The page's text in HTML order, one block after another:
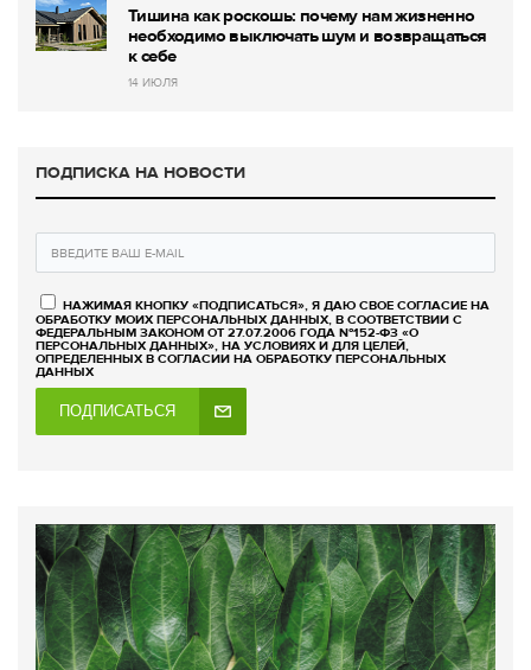
Тишина как роскошь: почему нам жизненно
необходимо выключать шум и возвращаться
к себе
14 ИЮЛЯ
ПОДПИСКА НА НОВОСТИ
НАЖИМАЯ КНОПКУ «ПОДПИСАТЬСЯ», Я ДАЮ СВОЕ СОГЛАСИЕ НА
ОБРАБОТКУ МОИХ ПЕРСОНАЛЬНЫХ ДАННЫХ, В СООТВЕТСТВИИ С
ФЕДЕРАЛЬНЫМ ЗАКОНОМ ОТ 27.07.2006 ГОДА №152-ФЗ «О
ПЕРСОНАЛЬНЫХ ДАННЫХ», НА УСЛОВИЯХ И ДЛЯ ЦЕЛЕЙ,
ОПРЕДЕЛЕННЫХ В СОГЛАСИИ НА ОБРАБОТКУ ПЕРСОНАЛЬНЫХ
ДАННЫХ
ПОДПИСАТЬСЯ